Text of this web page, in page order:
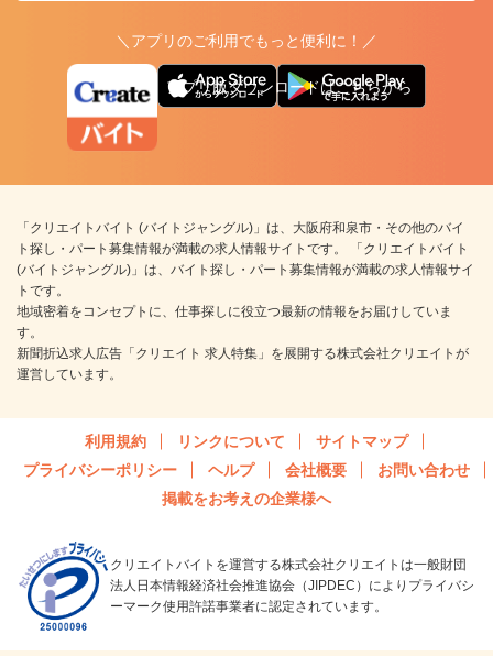
＼アプリのご利用でもっと便利に！／
アプリ版ダウンロードはこちらから
「クリエイトバイト (バイトジャングル)」は、大阪府和泉市・その他のバイ
ト探し・パート募集情報が満載の求人情報サイトです。 「クリエイトバイト
(バイトジャングル)」は、バイト探し・パート募集情報が満載の求人情報サイ
トです。
地域密着をコンセプトに、仕事探しに役立つ最新の情報をお届けしていま
す。
新聞折込求人広告「クリエイト 求人特集」を展開する株式会社クリエイトが
運営しています。
利用規約 リンクについて
サイトマップ
プライバシーポリシー
ヘルプ 会社概要
お問い合わせ
掲載をお考えの企業様へ
クリエイトバイトを運営する株式会社クリエイトは一般財団
法人日本情報経済社会推進協会（JIPDEC）によりプライバシ
ーマーク使用許諾事業者に認定されています。